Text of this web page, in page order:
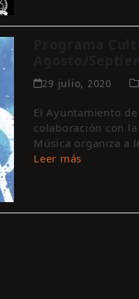
29 julio, 2020
El Ayuntamiento
colaboración con
Música organiza a
Leer más